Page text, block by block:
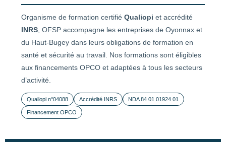
Organisme de formation certifié Qualiopi et accrédité
INRS , OFSP accompagne les entreprises de Oyonnax et
du Haut-Bugey dans leurs obligations de formation en
santé et sécurité au travail. Nos formations sont éligibles
aux financements OPCO et adaptées à tous les secteurs
d’activité.
Qualiopi n°04088 Accrédité INRS NDA 84 01 01924 01
Financement OPCO